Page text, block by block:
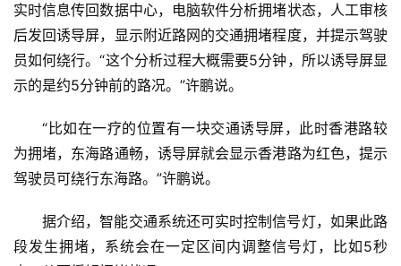
实时信息传回数据中心，电脑软件分析拥堵状态，人工审核
后发回诱导屏，显示附近路网的交通拥堵程度，并提示驾驶
员如何绕行。“这个分析过程大概需要5分钟，所以诱导屏显
示的是约5分钟前的路况。”许鹏说。
“比如在一疗的位置有一块交通诱导屏，此时香港路较
为拥堵，东海路通畅，诱导屏就会显示香港路为红色，提示
驾驶员可绕行东海路。”许鹏说。
据介绍，智能交通系统还可实时控制信号灯，如果此路
段发生拥堵，系统会在一定区间内调整信号灯，比如5秒